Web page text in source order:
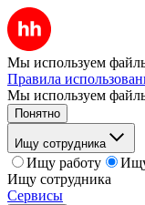
Мы используем
Правила
Мы используем
Понятно
Ищу сотрудника
Ищу работу
Ищу сотрудника
Сервисы